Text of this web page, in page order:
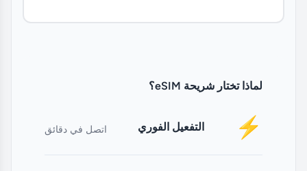
لماذا تختار شريحة eSIM؟
⚡ التفعيل الفوري اتصل في دقائق